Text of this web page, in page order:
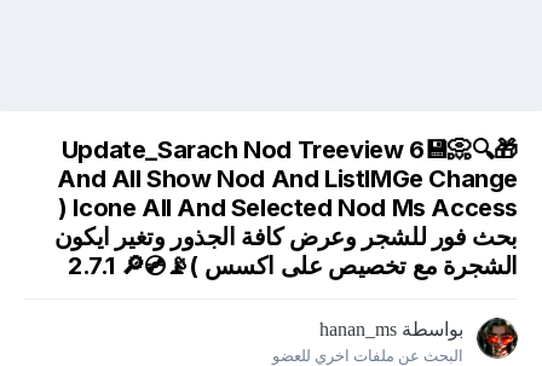
🎁🔍📀💾Update_Sarach Nod Treeview 6
And All Show Nod And ListIMGe Change
Icone All And Selected Nod Ms Access (
بحث فور للشجر وعرض كافة الجذور وتغير ايكون
الشجرة مع تخصيص على اكسس )📡💿🔎 2.7.1
بواسطة hanan_ms
البحث عن ملفات اخري للعضو